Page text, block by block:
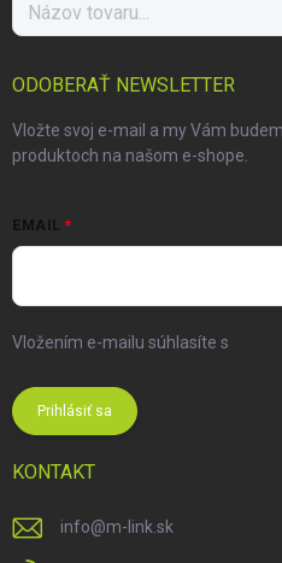
ODOBERAŤ NEWSLETTER
Vložte svoj e-mail a my Vám
produktoch na našom e-shope.
EMAIL
Vložením e-mailu súhlasíte s
Prihlásiť sa
KONTAKT
info@m-link.sk